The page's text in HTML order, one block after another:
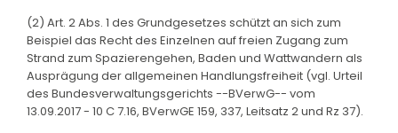
(2) Art. 2 Abs. 1 des Grundgesetzes schützt an sich zum
Beispiel das Recht des Einzelnen auf freien Zugang zum
Strand zum Spazierengehen, Baden und Wattwandern als
Ausprägung der allgemeinen Handlungsfreiheit (vgl. Urteil
des Bundesverwaltungsgerichts --BVerwG-- vom
13.09.2017 - 10 C 7.16, BVerwGE 159, 337, Leitsatz 2 und Rz 37).